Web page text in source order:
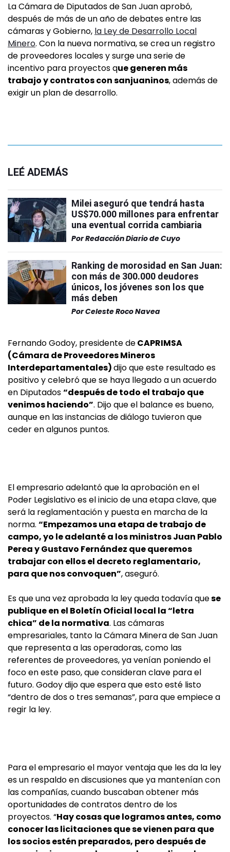
La Cámara de Diputados de San Juan aprobó,
después de más de un año de debates entre las
cámaras y Gobierno, la Ley de Desarrollo Local
Minero. Con la nueva normativa, se crea un registro
de proveedores locales y surge una serie de
incentivo para proyectos que generen más
trabajo y contratos con sanjuaninos, además de
exigir un plan de desarrollo.
LEÉ ADEMÁS
Milei aseguró que tendrá hasta
US$70.000 millones para enfrentar
una eventual corrida cambiaria
PorRedacción Diario de Cuyo
Ranking de morosidad en San Juan:
con más de 300.000 deudores
únicos, los jóvenes son los que
más deben
PorCeleste Roco Navea
Fernando Godoy, presidente deCAPRIMSA
(Cámara de Proveedores Mineros
Interdepartamentales)dijo que este resultado es
positivo y celebró que se haya llegado a un acuerdo
en Diputados“después de todo el trabajo que
venimos haciendo”. Dijo que el balance es bueno,
aunque en las instancias de diálogo tuvieron que
ceder en algunos puntos.
El empresario adelantó que la aprobación en el
Poder Legislativo es el inicio de una etapa clave, que
será la reglamentación y puesta en marcha de la
norma. “Empezamos una etapa de trabajo de
campo, yo le adelanté a los ministros Juan Pablo
Perea y Gustavo Fernández que queremos
trabajar con ellos el decreto reglamentario,
para que nos convoquen”, aseguró.
Es que una vez aprobada la ley queda todavía quese
publique en el Boletín Oficial local la “letra
chica” de la normativa. Las cámaras
empresariales, tanto la Cámara Minera de San Juan
que representa a las operadoras, como las
referentes de proveedores, ya venían poniendo el
foco en este paso, que consideran clave para el
futuro. Godoy dijo que espera que esto esté listo
“dentro de dos o tres semanas”, para que empiece a
regir la ley.
Para el empresario el mayor ventaja que les da la ley
es un respaldo en discusiones que ya mantenían con
las compañías, cuando buscaban obtener más
oportunidades de contratos dentro de los
proyectos. “Hay cosas que logramos antes, como
conocer las licitaciones que se vienen para que
los socios estén preparados, pero después de